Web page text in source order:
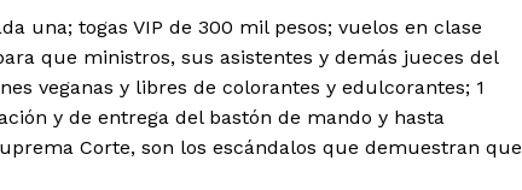
una; togas VIP de 300 mil pesos; vuelos en clase
que ministros, sus asistentes y demás jueces del
veganas y libres de colorantes y edulcorantes; 1
y de entrega del bastón de mando y hasta
Corte, son los escándalos que demuestran que